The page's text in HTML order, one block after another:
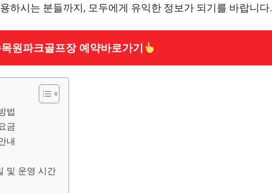
하시는 분들까지, 모두에게 유익한 정보가 되기를 바랍니다.
원파크골프장 예약바로가기
법
금
내
및 운영 시간